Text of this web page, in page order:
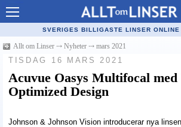
Allt om Linser
Billiga kontaktlinser
Återförsäljare linser
SVERIGES BILLIGASTE LINSER
Allt om Linser ⤏ Nyheter ⤏ mars 2021
TISDAG 16 MARS 2021
Acuvue Oasys Multifocal med
Optimized Design
Johnson & Johnson Vision introducerar nya